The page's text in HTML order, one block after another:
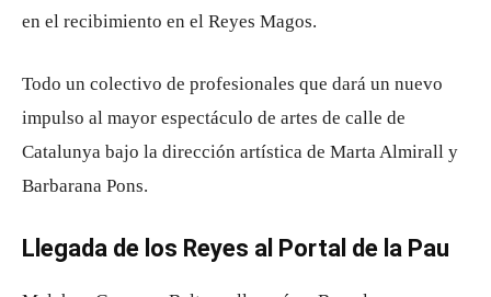
en el recibimiento en el Reyes Magos.
Todo un colectivo de profesionales que dará un nuevo
impulso al mayor espectáculo de artes de calle de
Catalunya bajo la dirección artística de Marta Almirall y
Barbarana Pons.
Llegada de los Reyes al Portal de la Pau